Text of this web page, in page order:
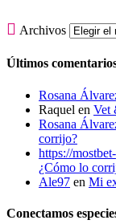
 Archivos
Últimos
Rosana
Raquel en Vet
Rosana
corrijo?
https://
¿Cómo lo
Ale97 en Mi
Conectamos